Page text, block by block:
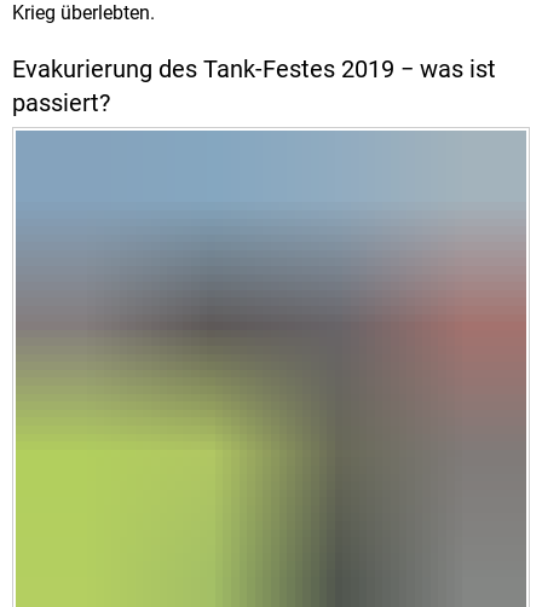
Krieg überlebten.
Evakurierung des Tank-Festes 2019 − was ist
passiert?